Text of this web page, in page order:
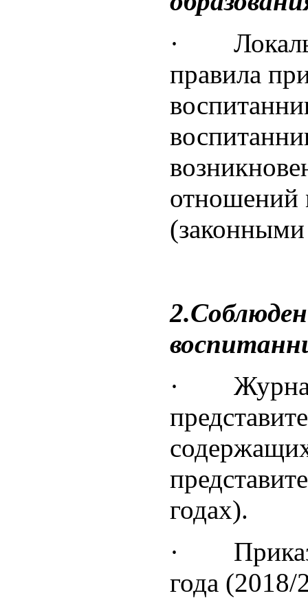
·
правила
отношений
(законными
· Журнал
годах).
· Приказы
года